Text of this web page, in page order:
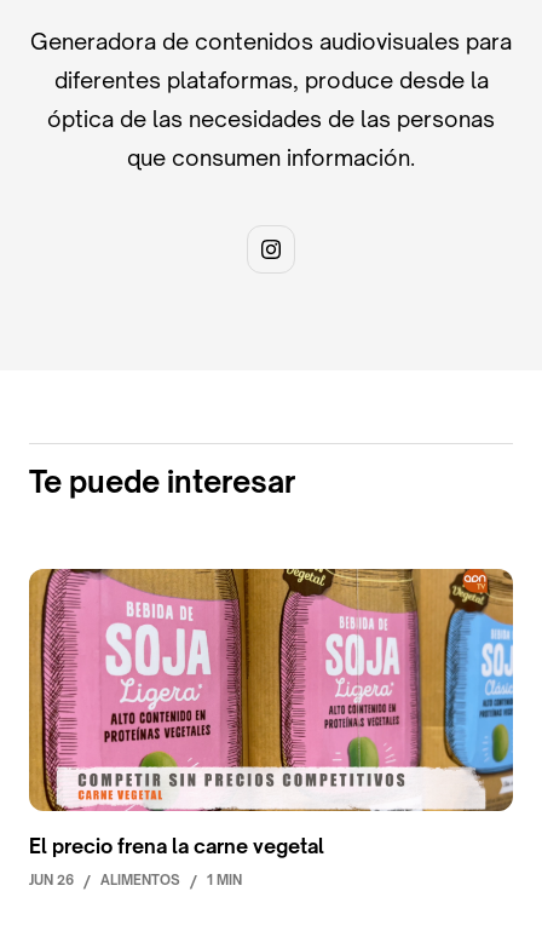
Generadora de contenidos audiovisuales para
diferentes plataformas, produce desde la
óptica de las necesidades de las personas
que consumen información.
Te puede interesar
El precio frena la carne vegetal
JUN 26 / ALIMENTOS / 1 MIN